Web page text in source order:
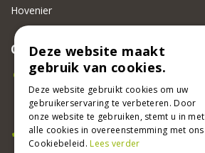
Hovenier
CONTACT
Beeker Tuincentrum
Adsteeg 31
6191 PW Beek
Bel ons
046 437 2881
Deze website maakt
gebruik van cookies.
Deze website gebruikt cookies om uw
gebruikerservaring te verbeteren. Door
onze website te gebruiken, stemt u in met
alle cookies in overeenstemming met ons
Cookiebeleid.Lees verder